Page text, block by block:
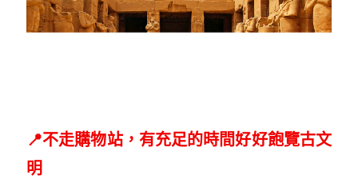
📍不走購物站，有充足的時間好好飽覽古文
明